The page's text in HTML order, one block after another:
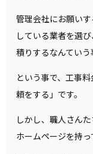
管理会社にお願い
している業者を選
積りするなんていう
という事で、工事
頼をする」です。
しかし、職人さん
ホームページを持っ